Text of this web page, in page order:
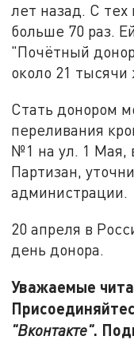
лет назад. С тех
больше 70 раз.
"Почётный
около 21
Стать донором
переливания
№1 на ул. 1 Мая,
Партизан,
администрации.
20 апреля в
день донора.
Уважаемые
"Вконтакте".